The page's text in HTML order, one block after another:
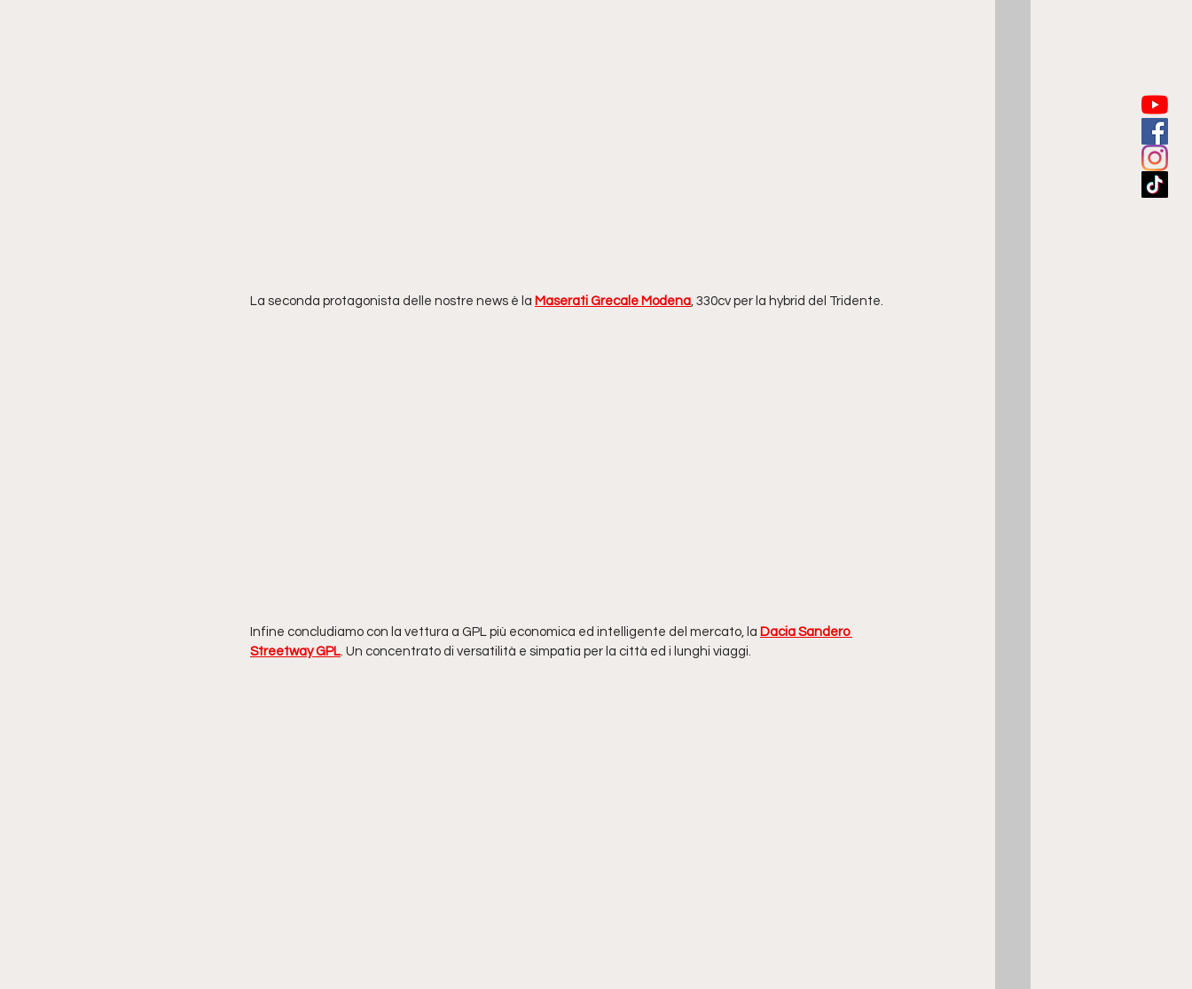
La seconda protagonista delle nostre news è la Maserati Grecale Modena, 330cv per la hybrid del Tridente.
Infine concludiamo con la vettura a GPL più economica ed intelligente del mercato, la Dacia Sandero
Streetway GPL . Un concentrato di versatilità e simpatia per la città ed i lunghi viaggi.